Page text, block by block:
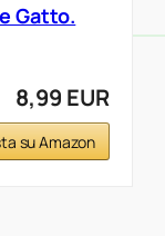
Gatto.
8,99 EUR
su Amazon